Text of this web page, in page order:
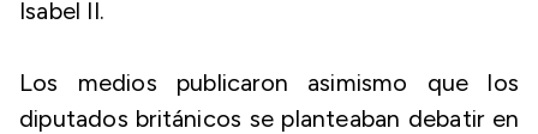
Isabel II.
Los medios publicaron asimismo que los
diputados británicos se planteaban debatir en